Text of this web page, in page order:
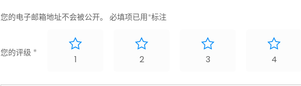
您的电子邮箱地址不会被公开。 必填项已用*标注
您的评级 *
1 2 3 4